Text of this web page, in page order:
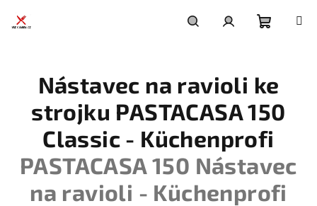
košík
Nástavec na ravioli ke
strojku PASTACASA 150
Classic - Küchenprofi
PASTACASA 150 Nástavec
na ravioli - Küchenprofi